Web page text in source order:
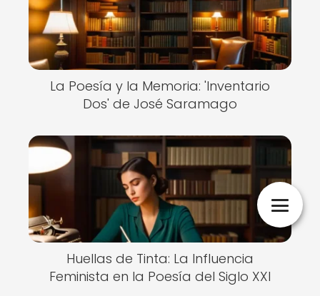
La Poesía y la Memoria: 'Inventario
Dos' de José Saramago
Huellas de Tinta: La Influencia
Feminista en la Poesía del Siglo XXI